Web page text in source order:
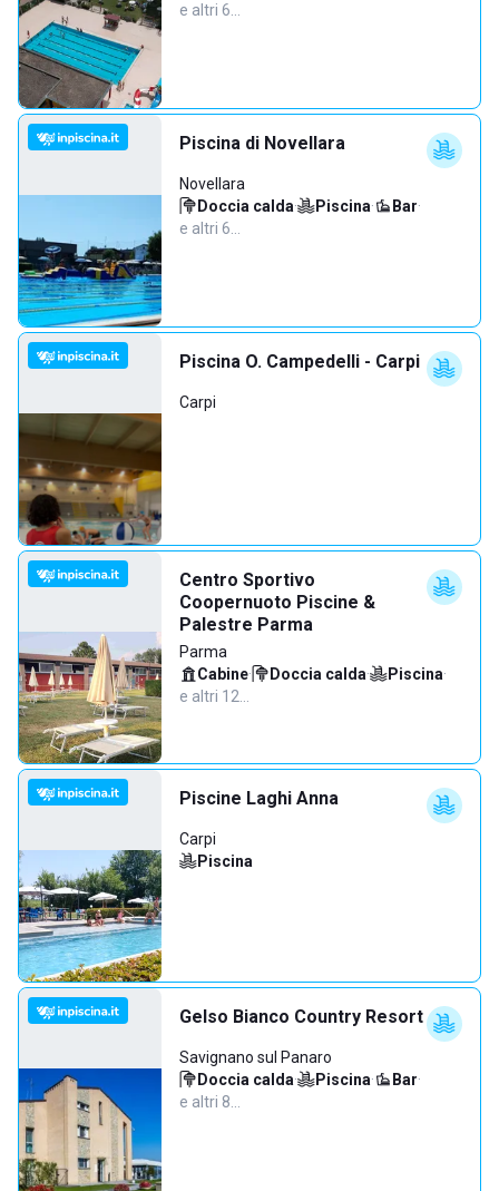
e altri 6…
Piscina di Novellara
Novellara
Doccia calda· Piscina· Bar·
e altri 6…
Piscina O. Campedelli - Carpi
Carpi
Centro Sportivo
Coopernuoto Piscine &
Palestre Parma
Parma
Cabine· Doccia calda· Piscina·
e altri 12…
Piscine Laghi Anna
Carpi
Piscina
Gelso Bianco Country Resort
Savignano sul Panaro
Doccia calda· Piscina· Bar·
e altri 8…